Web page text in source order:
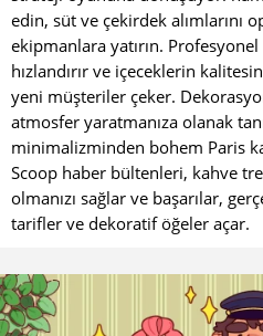
edin, süt ve çekirdek alımlarını
ekipmanlara yatırın.
hızlandırır ve içeceklerin
yeni müşteriler çeker.
atmosfer yaratmanıza olanak
minimalizminden bohem Paris
Scoop haber bültenleri, kahve
olmanızı sağlar ve başarılar,
tarifler ve dekoratif öğeler açar.